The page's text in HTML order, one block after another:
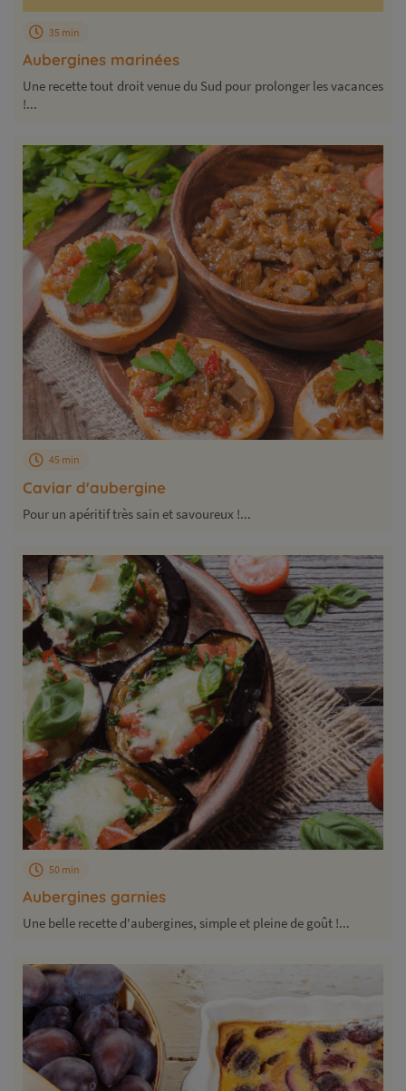
Aubergines marinées
35 min
Une recette tout droit venue du Sud pour prolonger les vacances
!...
Caviar d'aubergine
45 min
Pour un apéritif très sain et savoureux !...
Aubergines garnies
50 min
Une belle recette d'aubergines, simple et pleine de goût !...